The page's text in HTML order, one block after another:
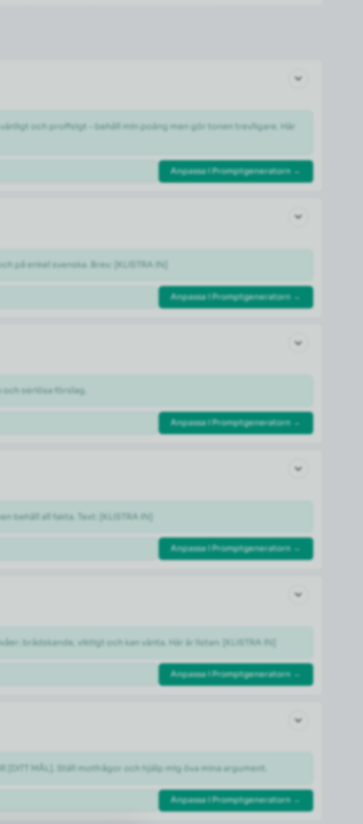
och proffsigt – behåll min poäng men gör tonen trevligare. Här
Anpassa i Promptgeneratorn →
på enkel svenska. Brev: [KLISTRA IN]
Anpassa i Promptgeneratorn →
och seriösa förslag.
Anpassa i Promptgeneratorn →
behåll all fakta. Text: [KLISTRA IN]
Anpassa i Promptgeneratorn →
brådskande, viktigt och kan vänta. Här är listan: [KLISTRA IN]
Anpassa i Promptgeneratorn →
[DITT MÅL]. Ställ motfrågor och hjälp mig öva mina argument.
Anpassa i Promptgeneratorn →